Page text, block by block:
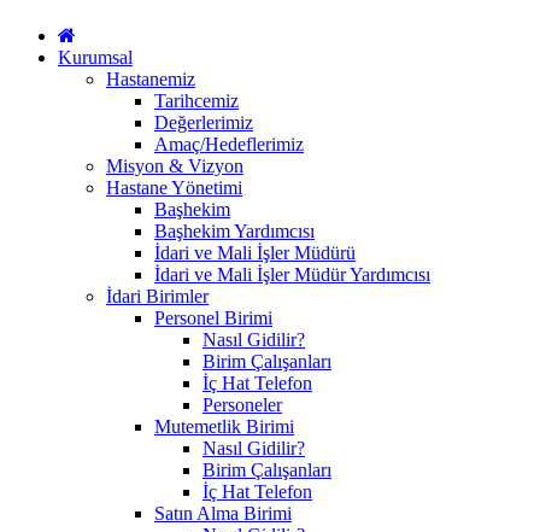
Kurumsal
Hastanemiz
Tarihcemiz
Değerlerimiz
Amaç/Hedeflerimiz
Misyon & Vizyon
Hastane Yönetimi
Başhekim
Başhekim Yardımcısı
İdari ve Mali İşler Müdürü
İdari ve Mali İşler Müdür Yardımcısı
İdari Birimler
Personel Birimi
Nasıl Gidilir?
Birim Çalışanları
İç Hat Telefon
Personeler
Mutemetlik Birimi
Nasıl Gidilir?
Birim Çalışanları
İç Hat Telefon
Satın Alma Birimi